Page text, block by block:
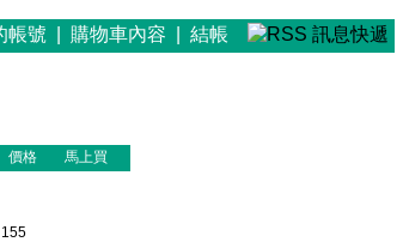
帳號 購物車內容 結帳
價格 馬上買
155